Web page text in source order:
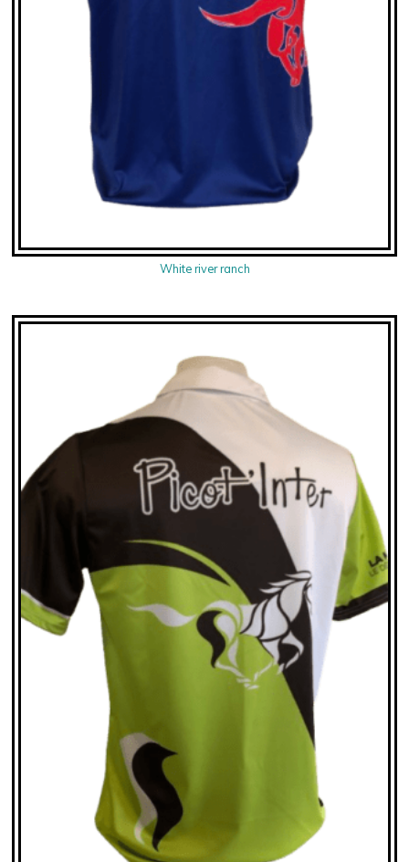
White river ranch